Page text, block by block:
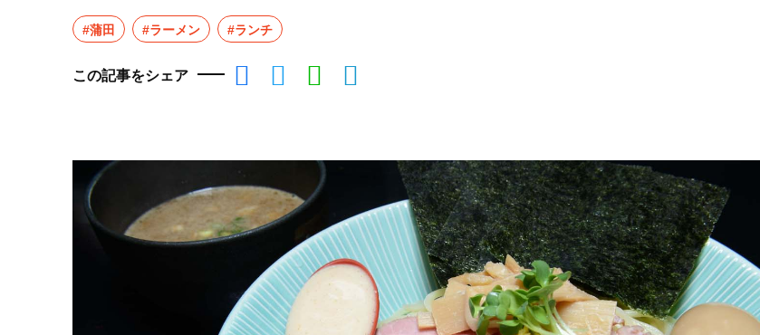
#蒲田 #ラーメン #ランチ
この記事をシェア